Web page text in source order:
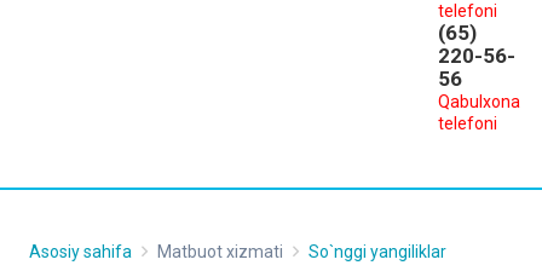
telefoni
(65)
220-56-
56
Qabulxona
telefoni
Asosiy sahifa Matbuot xizmati So`nggi yangiliklar